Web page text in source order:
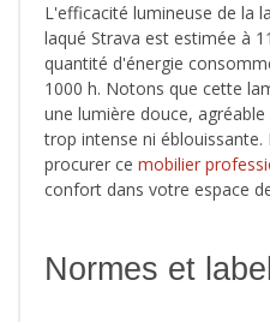
L'efficacité lumineuse de la
laqué Strava est estimée à
quantité d'énergie
1000 h. Notons que cette
une lumière douce,
trop intense ni
procurer ce mobilier
confort dans votre espace
Normes et